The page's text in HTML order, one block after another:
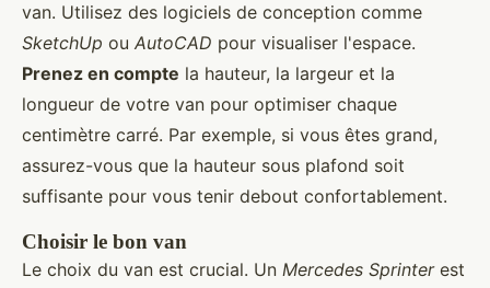
van. Utilisez des logiciels de conception comme
SketchUp ou AutoCAD pour visualiser l'espace.
Prenez en compte la hauteur, la largeur et la
longueur de votre van pour optimiser chaque
centimètre carré. Par exemple, si vous êtes grand,
assurez-vous que la hauteur sous plafond soit
suffisante pour vous tenir debout confortablement.
Choisir le bon van
Le choix du van est crucial. Un Mercedes Sprinterest